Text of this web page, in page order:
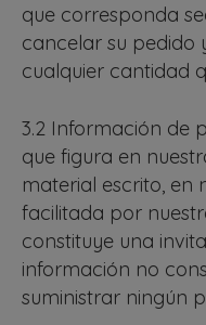
que corresponda
cancelar su pedido
cualquier cantidad
3.2 Información de
que figura en
material escrito, en
facilitada por
constituye una
información no
suministrar ningún